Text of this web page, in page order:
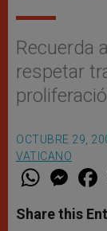
Recuerda
respetar
OCTUBRE 29,
VATICANO
W
t
s
M
e
s
e
e
b
Share this